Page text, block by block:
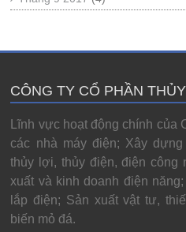
CÔNG TY CỔ PHẦN
Lĩnh vực hoạt động chính
các nhà máy điện; Xây
thủy lợi, thủy điện, điện công
xuất và kinh doanh điện
lắp điện; Sản xuất vật tư,
biến mỏ đá.